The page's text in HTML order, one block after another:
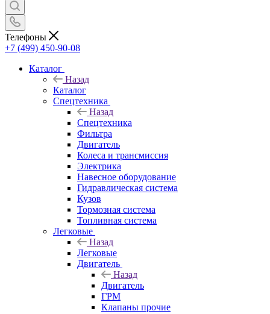
Телефоны
+7 (499) 450-90-08
Каталог
Назад
Каталог
Спецтехника
Назад
Спецтехника
Фильтра
Двигатель
Колеса и трансмиссия
Электрика
Навесное оборудование
Гидравлическая система
Кузов
Тормозная система
Топливная система
Легковые
Назад
Легковые
Двигатель
Назад
Двигатель
ГРМ
Клапаны прочие